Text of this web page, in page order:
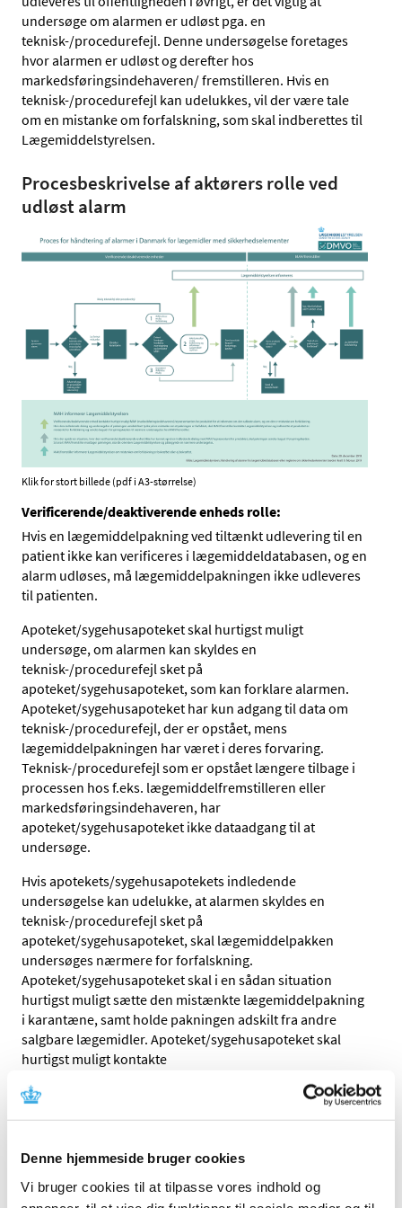
Denne hjemmeside bruger cookies
Vi bruger cookies til at tilpasse vores indhold og
undersøge om alarmen er udløst pga. en
teknisk-/procedurefejl. Denne undersøgelse foretages
hvor alarmen er udløst og derefter hos
markedsføringsindehaveren/ fremstilleren. Hvis en
teknisk-/procedurefejl kan udelukkes, vil der være tale
om en mistanke om forfalskning, som skal indberettes til
Lægemiddelstyrelsen.
Procesbeskrivelse af aktørers rolle ved
udløst alarm
Klik for stort billede (pdf i A3-størrelse)
Verificerende/deaktiverende enheds rolle:
Hvis en lægemiddelpakning ved tiltænkt udlevering til en
patient ikke kan verificeres i lægemiddeldatabasen, og en
alarm udløses, må lægemiddelpakningen ikke udleveres
til patienten.
Apoteket/sygehusapoteket skal hurtigst muligt
undersøge, om alarmen kan skyldes en
teknisk-/procedurefejl sket på
apoteket/sygehusapoteket, som kan forklare alarmen.
Apoteket/sygehusapoteket har kun adgang til data om
teknisk-/procedurefejl, der er opstået, mens
lægemiddelpakningen har været i deres forvaring.
Teknisk-/procedurefejl som er opstået længere tilbage i
processen hos f.eks. lægemiddelfremstilleren eller
markedsføringsindehaveren, har
apoteket/sygehusapoteket ikke dataadgang til at
undersøge.
Hvis apotekets/sygehusapotekets indledende
undersøgelse kan udelukke, at alarmen skyldes en
teknisk-/procedurefejl sket på
apoteket/sygehusapoteket, skal lægemiddelpakken
undersøges nærmere for forfalskning.
Apoteket/sygehusapoteket skal i en sådan situation
hurtigst muligt sætte den mistænkte lægemiddelpakning
i karantæne, samt holde pakningen adskilt fra andre
salgbare lægemidler. Apoteket/sygehusapoteket skal
hurtigst muligt kontakte
produktet, for at informere om den udløste alarm på
lægemiddelpakningen. Hvis pakningen efter indledende
sendes retur til den grossist, som har leveret pakningen.
opnå en indledende dialog med